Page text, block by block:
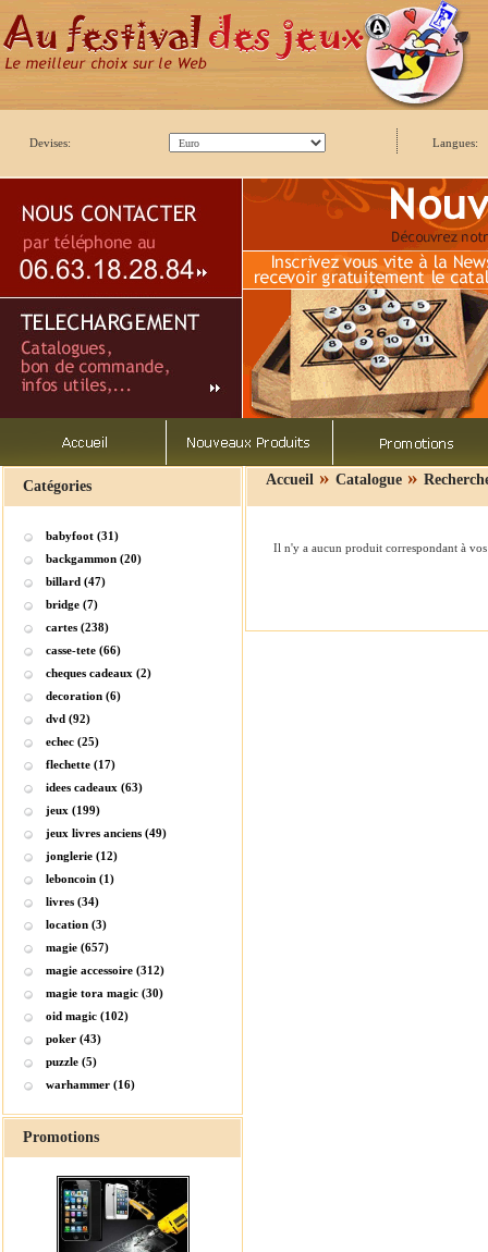
Devises: Langues:
Catégories
babyfoot (31)
backgammon (20)
billard (47)
bridge (7)
cartes (238)
casse-tete (66)
cheques cadeaux (2)
decoration (6)
dvd (92)
echec (25)
flechette (17)
idees cadeaux (63)
jeux (199)
jeux livres anciens (49)
jonglerie (12)
leboncoin (1)
livres (34)
location (3)
magie (657)
magie accessoire (312)
magie tora magic (30)
oid magic (102)
poker (43)
puzzle (5)
warhammer (16)
Promotions
Accueil » Catalogue »
Il n'y a aucun produit correspondant à